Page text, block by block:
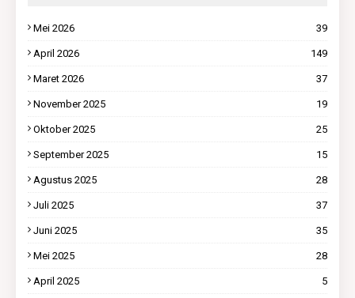
Mei 2026 39
April 2026 149
Maret 2026 37
November 2025 19
Oktober 2025 25
September 2025 15
Agustus 2025 28
Juli 2025 37
Juni 2025 35
Mei 2025 28
April 2025 5